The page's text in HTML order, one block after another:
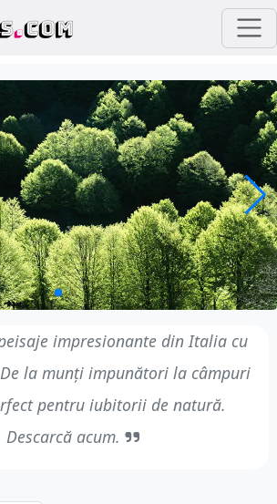
.COM
impresionante din Italia cu
la munți impunători la câmpuri
pentru iubitorii de natură.
Descarcă acum.